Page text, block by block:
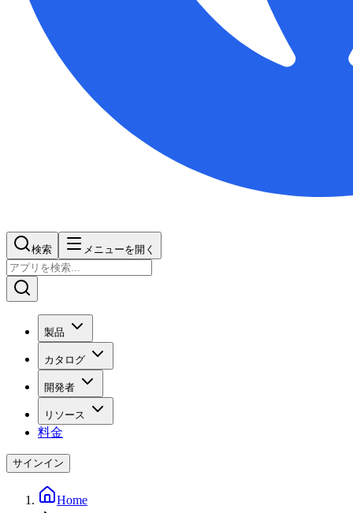
検索 メニューを開く
製品
カタログ
開発者
リソース
料金
サインイン
Home